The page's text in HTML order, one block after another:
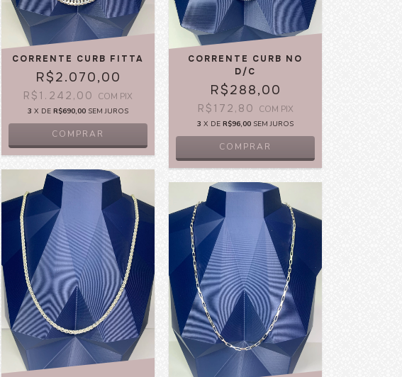
CORRENTE CURB FITTA
R$2.070,00
R$1.242,00 COM PIX
3 X DER$690,00 SEM JUROS
COMPRAR
CORRENTE CURB NO
D/C
R$288,00
R$172,80 COM PIX
3 X DER$96,00 SEM JUROS
COMPRAR